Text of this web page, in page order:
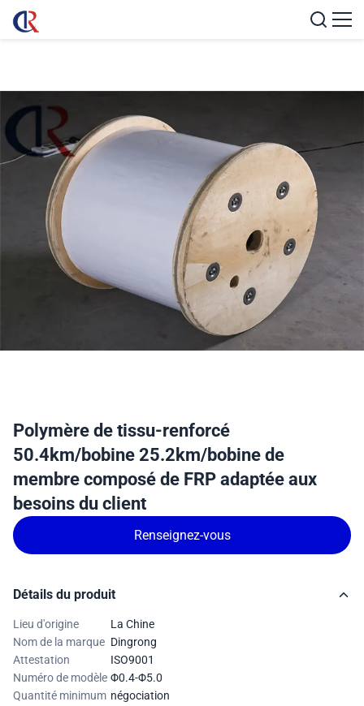
Polymère de tissu-renforcé
50.4km/bobine 25.2km/bobine de
membre composé de FRP adaptée aux
besoins du client
Renseignez-vous
Détails du produit
Lieu d'origine
La Chine
Nom de la marque Dingrong
Attestation
ISO9001
Numéro de modèle Φ0.4-Φ5.0
Quantité minimum négociation